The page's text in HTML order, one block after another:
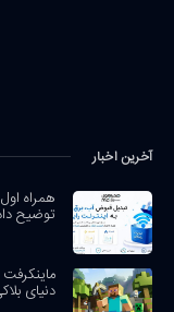
آخرین اخبار
همراه
توضیح
دنیای